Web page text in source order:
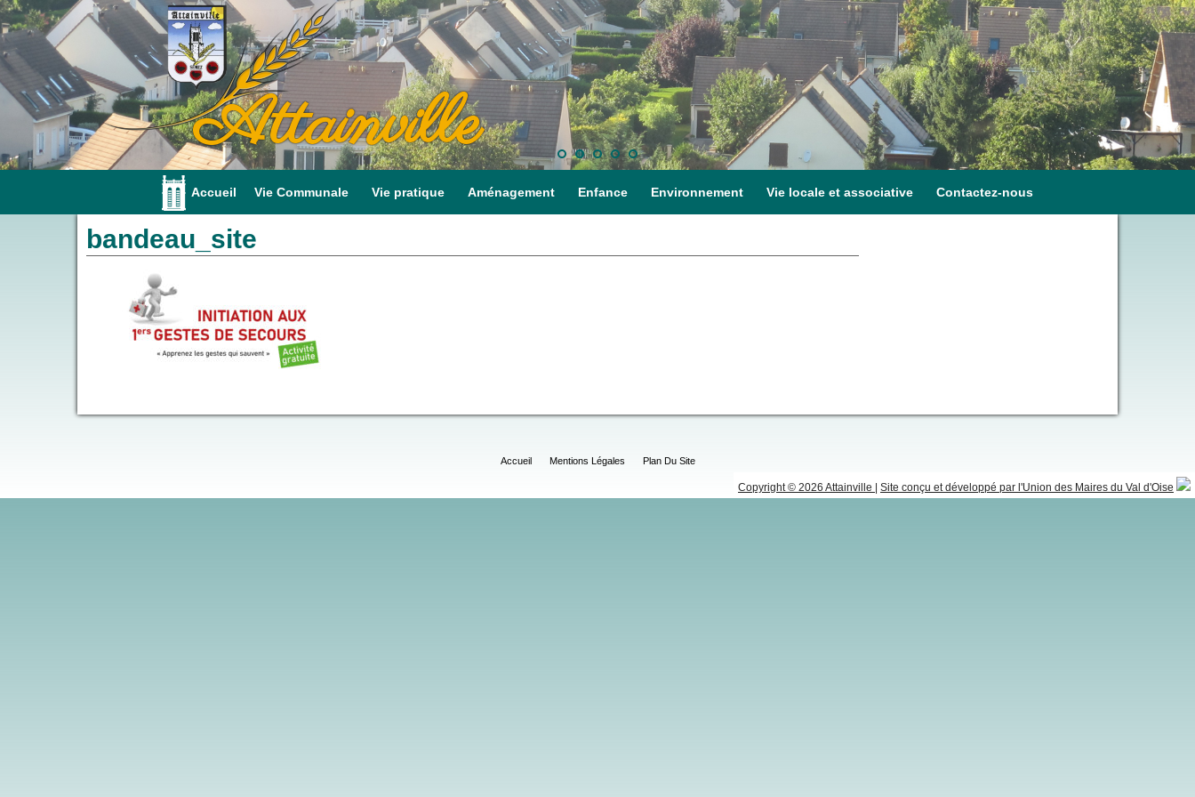
Attainville
Accueil Vie Communale Vie pratique Aménagement Enfance Environnement Vie locale et associative Contactez-nous
bandeau_site
Accueil Mentions Légales Plan Du Site
Copyright © 2026 Attainville Site conçu et développé par l'Union des Maires du Val d'Oise